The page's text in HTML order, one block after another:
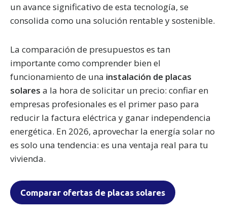
un avance significativo de esta tecnología, se
consolida como una solución rentable y sostenible.
La comparación de presupuestos es tan
importante como comprender bien el
funcionamiento de una instalación de placas
solares a la hora de solicitar un precio: confiar en
empresas profesionales es el primer paso para
reducir la factura eléctrica y ganar independencia
energética. En 2026, aprovechar la energía solar no
es solo una tendencia: es una ventaja real para tu
vivienda.
Comparar ofertas de placas solares